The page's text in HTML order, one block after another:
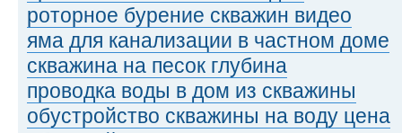
роторное бурение скважин видео
яма для канализации в частном доме
скважина на песок глубина
проводка воды в дом из скважины
обустройство скважины на воду цена